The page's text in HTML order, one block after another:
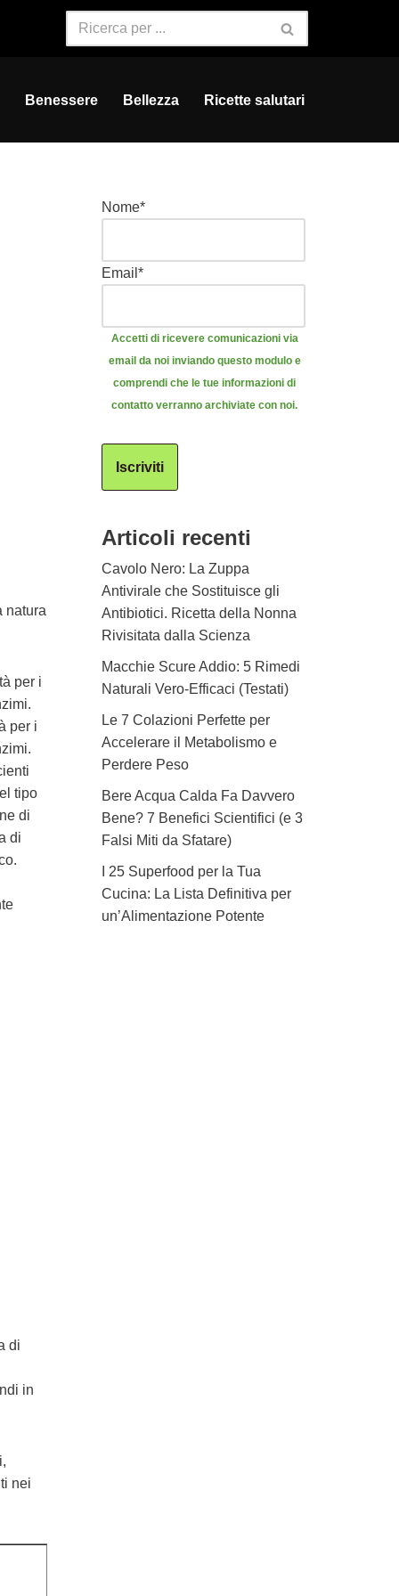
Benessere Bellezza Ricette salutari
natura
per i
per i
tipo
di
di
di
in
nei
Nome*
Email *
Accetti di ricevere comunicazioni via
email da noi inviando questo modulo e
comprendi che le tue informazioni di
contatto verranno archiviate con noi.
Iscriviti
Articoli recenti
Cavolo Nero: La Zuppa
Antivirale che Sostituisce gli
Antibiotici. Ricetta della Nonna
Rivisitata dalla Scienza
Macchie Scure Addio: 5 Rimedi
Naturali Vero-Efficaci (Testati)
Le 7 Colazioni Perfette per
Accelerare il Metabolismo e
Perdere Peso
Bere Acqua Calda Fa Davvero
Bene? 7 Benefici Scientifici (e 3
Falsi Miti da Sfatare)
I 25 Superfood per la Tua
Cucina: La Lista Definitiva per
un’Alimentazione Potente